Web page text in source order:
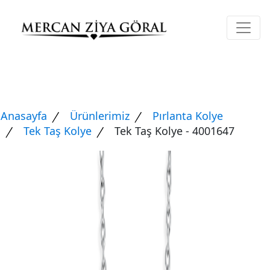
Anasayfa Ürünlerimiz
Pırlanta Kolye
Tek Taş Kolye
Tek Taş Kolye - 4001647